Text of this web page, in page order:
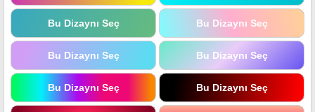
Bu Dizaynı Seç Bu Dizaynı Seç
Bu Dizaynı Seç Bu Dizaynı Seç
Bu Dizaynı Seç Bu Dizaynı Seç